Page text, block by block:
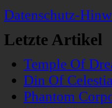
Datenschutz-
Letzte Artikel
Temple Of
Din Of
Phantom